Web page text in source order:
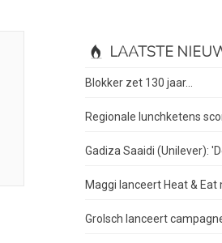
LAATSTE
Blokker zet 130 jaar...
Regionale lunchketens
Gadiza Saaidi (Unilever):
Maggi lanceert Heat & Eat
Grolsch lanceert campagne